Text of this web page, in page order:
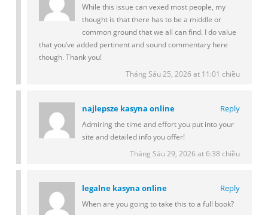
While this issue can vexed most people, my
thought is that there has to be a middle or
common ground that we all can find. I do value
that you’ve added pertinent and sound commentary here
though. Thank you!
Tháng Sáu 25, 2026 at 11:01 chiều
najlepsze kasyna online Reply
Admiring the time and effort you put into your
site and detailed info you offer!
Tháng Sáu 29, 2026 at 6:38 chiều
legalne kasyna online Reply
When are you going to take this to a full book?